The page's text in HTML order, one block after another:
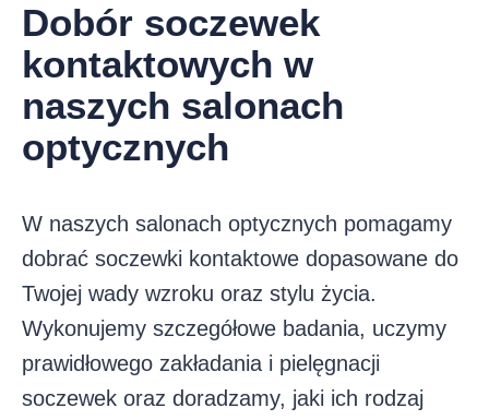
Dobór soczewek
kontaktowych w
naszych salonach
optycznych
W naszych salonach optycznych pomagamy
dobrać soczewki kontaktowe dopasowane do
Twojej wady wzroku oraz stylu życia.
Wykonujemy szczegółowe badania, uczymy
prawidłowego zakładania i pielęgnacji
soczewek oraz doradzamy, jaki ich rodzaj